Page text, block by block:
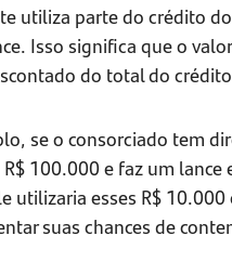
utiliza parte do crédito
Isso significa que o
do total do
se o consorciado tem
100.000 e faz um lance
utilizaria esses R$
suas chances de